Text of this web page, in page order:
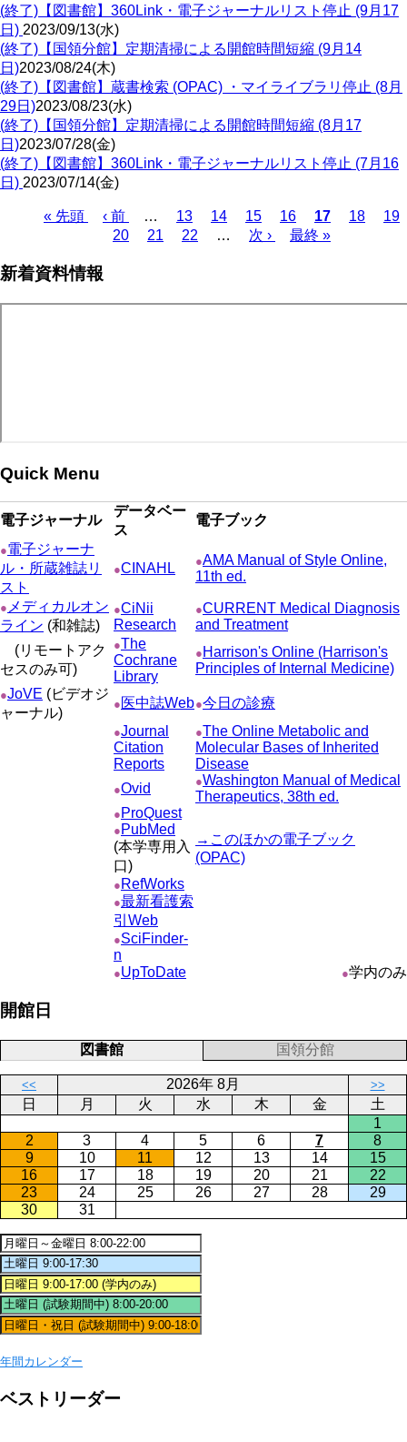
(終了)【図書館】360Link・電子ジャーナルリスト停止 (9月17
日) 2023/09/13(水)
(終了)【国領分館】定期清掃による開館時間短縮 (9月14
日)2023/08/24(木)
(終了)【図書館】蔵書検索 (OPAC) ・マイライブラリ停止 (8月
29日)2023/08/23(水)
(終了)【国領分館】定期清掃による開館時間短縮 (8月17
日)2023/07/28(金)
(終了)【図書館】360Link・電子ジャーナルリスト停止 (7月16
日) 2023/07/14(金)
ジ
先
ー
« 先頭
前
ペ
‹ 前 … Page
13 Page
14 Page
15 Page
16
カ
レ
17 Page
18
19
Page
20 Page
21 Page
22 …
次
次 ›
最
最終 »
新着資料情報
Quick Menu
電子ジャーナル
データベー
ス
電子ブック
●電子ジャーナ
ル・所蔵雑誌リ
スト
●CINAHL ●AMA Manual of Style Online,
11th ed.
● メディカルオン
ライン (和雑誌)
●CiNii
Research
●CURRENT Medical Diagnosis
and Treatment
(リモートアク
セスのみ可)
●The
Cochrane
Library
● Harrison's Online (Harrison's
Principles of Internal Medicine)
●JoVE (ビデオジ
ャーナル)
● 医中誌Web●今日の診療
●Journal
Citation
Reports
●The Online Metabolic and
Molecular Bases of Inherited
Disease
●Ovid ●Washington Manual of Medical
Therapeutics, 38th ed.
● ProQuest
● PubMed
(本学専用入
口)
→このほかの電子ブック
(OPAC)
● RefWorks
●最新看護索
引Web
●SciFinder-
n
●UpToDate ●学内のみ
開館日
図書館 国領分館
<< 2026年 8月 >>
日 月 火 水 木 金
土
1
2
3 4 5 6 7
8
9
10 11 12 13 14
15
16
17 18 19 20 21
22
23
24 25 26 27 28
29
30
31
年間カレンダー
ベストリーダー